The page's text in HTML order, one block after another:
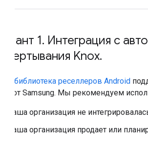
1. Интеграция с
Knox.
библиотека реселлеров Android
от Samsung. Мы рекомендуем
Ваша организация не
Ваша организация продает или